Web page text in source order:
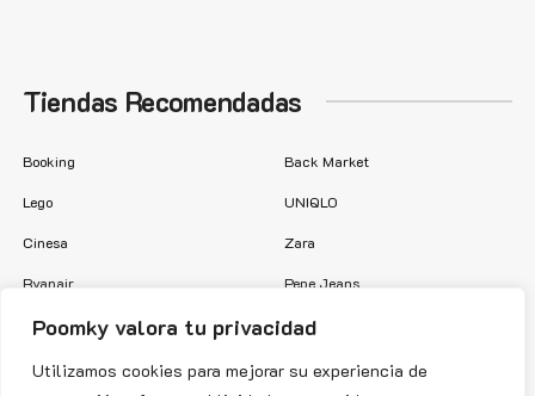
Poomky valora tu privacidad
Utilizamos cookies para mejorar su experiencia de
Tiendas Recomendadas
Booking Back Market
Lego UNIQLO
Cinesa Zara
Ryanair Pepe Jeans
New Balance eBay
Springfield